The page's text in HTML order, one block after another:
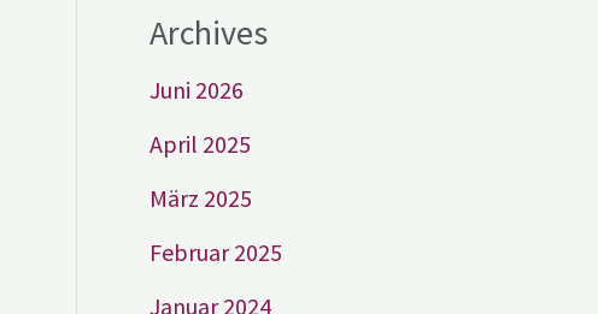
Archives
Juni 2026
April 2025
März 2025
Februar 2025
Januar 2024